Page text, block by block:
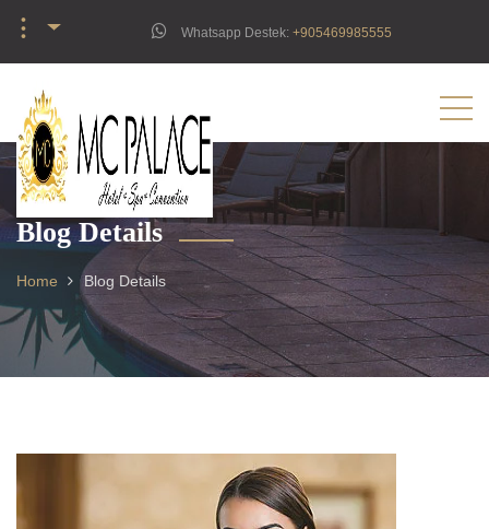
Whatsapp Destek: ‪+905469985555‬
︙
Blog Details
Home Blog Details